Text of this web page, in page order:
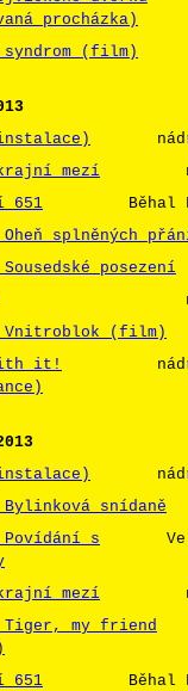
procházka)
syndrom (film)
mezí
651
Oheň splněných
Sousedské posezení
- Vnitroblok (film)
it!
Bylinková snídaně
Povídání s
mezí
- Tiger, my friend
651